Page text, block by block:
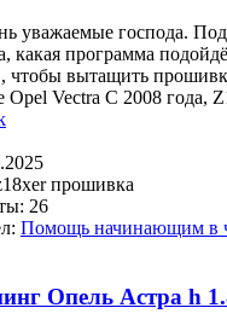
уважаемые господа.
какая программа
чтобы вытащить
Opel Vectra C 2008 года,
прошивка
26
Помощь начинающим в
Опель Астра h